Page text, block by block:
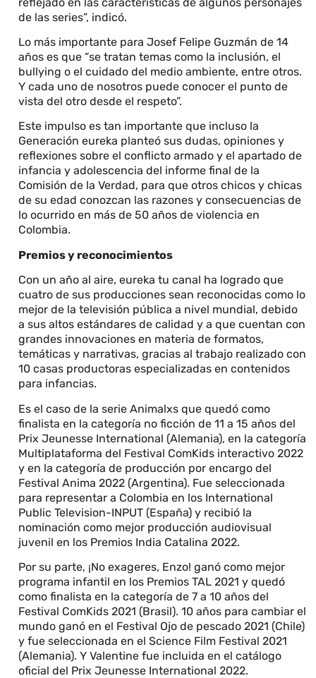
de las series”, indicó.
Lo más importante para Josef Felipe Guzmán de 14
años es que “se tratan temas como la inclusión, el
bullying o el cuidado del medio ambiente, entre otros.
Y cada uno de nosotros puede conocer el punto de
vista del otro desde el respeto”.
Este impulso es tan importante que incluso la
Generación eureka planteó sus dudas, opiniones y
reflexiones sobre el conflicto armado y el apartado de
infancia y adolescencia del informe final de la
Comisión de la Verdad, para que otros chicos y chicas
de su edad conozcan las razones y consecuencias de
lo ocurrido en más de 50 años de violencia en
Colombia.
Premios y reconocimientos
Con un año al aire, eureka tu canal ha logrado que
cuatro de sus producciones sean reconocidas como lo
mejor de la televisión pública a nivel mundial, debido
a sus altos estándares de calidad y a que cuentan con
grandes innovaciones en materia de formatos,
temáticas y narrativas, gracias al trabajo realizado con
10 casas productoras especializadas en contenidos
para infancias.
Es el caso de la serie Animalxs que quedó como
finalista en la categoría no ficción de 11 a 15 años del
Prix Jeunesse International (Alemania), en la categoría
Multiplataforma del Festival ComKids interactivo 2022
y en la categoría de producción por encargo del
Festival Anima 2022 (Argentina). Fue seleccionada
para representar a Colombia en los International
Public Television-INPUT (España) y recibió la
nominación como mejor producción audiovisual
juvenil en los Premios India Catalina 2022.
Por su parte, ¡No exageres, Enzo! ganó como mejor
programa infantil en los Premios TAL 2021 y quedó
como finalista en la categoría de 7 a 10 años del
Festival ComKids 2021 (Brasil). 10 años para cambiar el
mundo ganó en el Festival Ojo de pescado 2021 (Chile)
y fue seleccionada en el Science Film Festival 2021
(Alemania). Y Valentine fue incluida en el catálogo
oficial del Prix Jeunesse International 2022.